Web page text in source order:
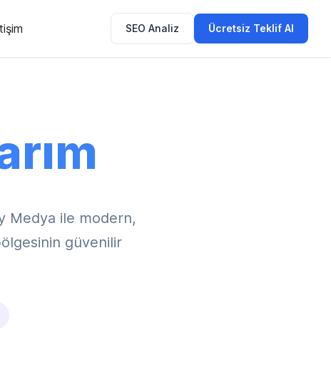
SEO Analiz Ücretsiz Teklif Al
Medya ile modern,
güvenilir